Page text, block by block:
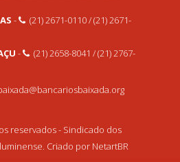
-
(21) 2671-0110 / (21) 2671-
-
(21) 2658-8041 / (21) 2767-
reservados - Sindicado dos
Criado por NetartBR